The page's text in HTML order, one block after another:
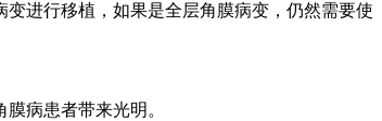
进行移植，如果是全层角膜病变，仍然需要使
病患者带来光明。